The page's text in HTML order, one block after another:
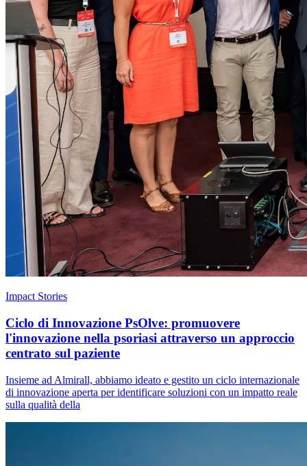
Impact Stories
Ciclo di Innovazione PsOlve: promuovere
l'innovazione nella psoriasi attraverso un approccio
centrato sul paziente
Insieme ad Almirall, abbiamo ideato e gestito un ciclo internazionale
di innovazione aperta per identificare soluzioni con un impatto reale
sulla qualità della